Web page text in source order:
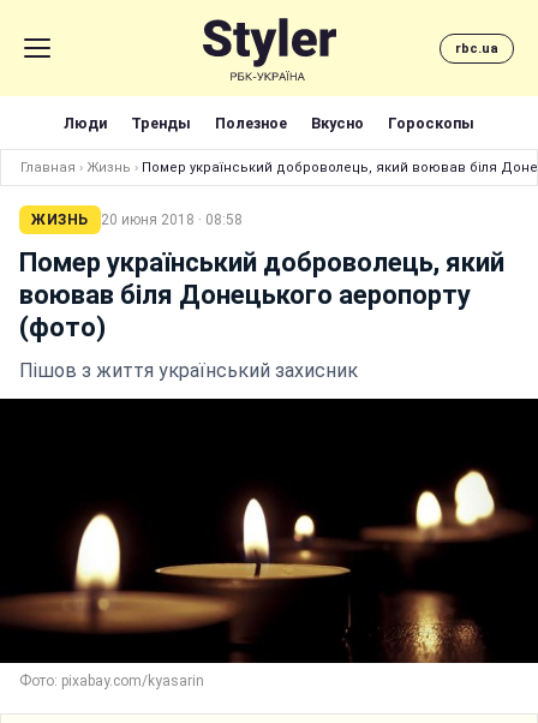
rbc.ua
Люди Тренды Полезное Вкусно Гороскопы
Главная › Жизнь › Помер український доброволець, який воював біля
ЖИЗНЬ 20 июня 2018 · 08:58
Помер український доброволець, який
воював біля Донецького аеропорту
(фото)
Пішов з життя український захисник
Фото: pixabay.com/kyasarin